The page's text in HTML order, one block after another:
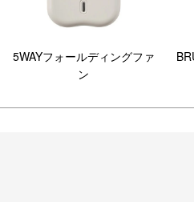
5WAYフォールディングファ
ン